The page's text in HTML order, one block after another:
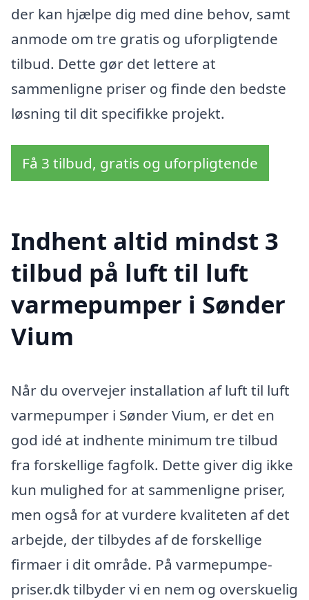
der kan hjælpe dig med dine behov, samt
anmode om tre gratis og uforpligtende
tilbud. Dette gør det lettere at
sammenligne priser og finde den bedste
løsning til dit specifikke projekt.
Få 3 tilbud, gratis og uforpligtende
Indhent altid mindst 3
tilbud på luft til luft
varmepumper i Sønder
Vium
Når du overvejer installation af luft til luft
varmepumper i Sønder Vium, er det en
god idé at indhente minimum tre tilbud
fra forskellige fagfolk. Dette giver dig ikke
kun mulighed for at sammenligne priser,
men også for at vurdere kvaliteten af det
arbejde, der tilbydes af de forskellige
firmaer i dit område. På varmepumpe-
priser.dk tilbyder vi en nem og overskuelig